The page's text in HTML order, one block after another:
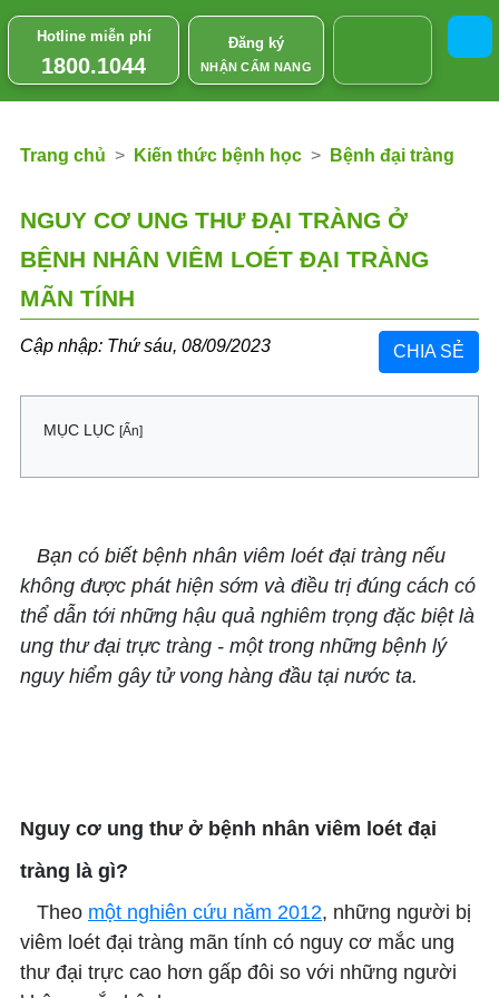
Hotline miễn phí
1800.1044
Đăng ký
NHẬN CẨM NANG
Trang chủ Kiến thức bệnh học Bệnh đại tràng
NGUY CƠ UNG THƯ ĐẠI TRÀNG Ở
BỆNH NHÂN VIÊM LOÉT ĐẠI TRÀNG
MÃN TÍNH
Cập nhập: Thứ sáu, 08/09/2023 CHIA SẺ
MỤC LỤC [Ẩn]
Bạn có biết bệnh nhân viêm loét đại tràng nếu
không được phát hiện sớm và điều trị đúng cách có
thể dẫn tới những hậu quả nghiêm trọng đặc biệt là
ung thư đại trực tràng - một trong những bệnh lý
nguy hiểm gây tử vong hàng đầu tại nước ta.
Nguy cơ ung thư ở bệnh nhân viêm loét đại
tràng là gì?
Theo một nghiên cứu năm 2012, những người bị
viêm loét đại tràng mãn tính có nguy cơ mắc ung
thư đại trực cao hơn gấp đôi so với những người